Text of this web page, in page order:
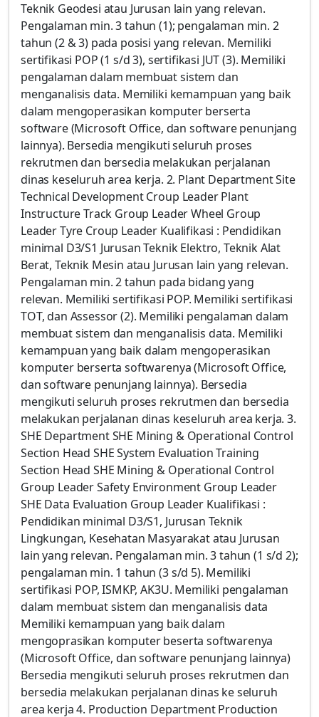
Teknik Geodesi atau Jurusan lain yang relevan.
Pengalaman min. 3 tahun (1); pengalaman min. 2
tahun (2 & 3) pada posisi yang relevan. Memiliki
sertifikasi POP (1 s/d 3), sertifikasi JUT (3). Memiliki
pengalaman dalam membuat sistem dan
menganalisis data. Memiliki kemampuan yang baik
dalam mengoperasikan komputer berserta
software (Microsoft Office, dan software penunjang
lainnya). Bersedia mengikuti seluruh proses
rekrutmen dan bersedia melakukan perjalanan
dinas keseluruh area kerja. 2. Plant Department Site
Technical Development Croup Leader Plant
Instructure Track Group Leader Wheel Group
Leader Tyre Croup Leader Kualifikasi : Pendidikan
minimal D3/S1 Jurusan Teknik Elektro, Teknik Alat
Berat, Teknik Mesin atau Jurusan lain yang relevan.
Pengalaman min. 2 tahun pada bidang yang
relevan. Memiliki sertifikasi POP. Memiliki sertifikasi
TOT, dan Assessor (2). Memiliki pengalaman dalam
membuat sistem dan menganalisis data. Memiliki
kemampuan yang baik dalam mengoperasikan
komputer berserta softwarenya (Microsoft Office,
dan software penunjang lainnya). Bersedia
mengikuti seluruh proses rekrutmen dan bersedia
melakukan perjalanan dinas keseluruh area kerja. 3.
SHE Department SHE Mining & Operational Control
Section Head SHE System Evaluation Training
Section Head SHE Mining & Operational Control
Group Leader Safety Environment Group Leader
SHE Data Evaluation Group Leader Kualifikasi :
Pendidikan minimal D3/S1, Jurusan Teknik
Lingkungan, Kesehatan Masyarakat atau Jurusan
lain yang relevan. Pengalaman min. 3 tahun (1 s/d 2);
pengalaman min. 1 tahun (3 s/d 5). Memiliki
sertifikasi POP, ISMKP, AK3U. Memiliki pengalaman
dalam membuat sistem dan menganalisis data
Memiliki kemampuan yang baik dalam
mengoprasikan komputer beserta softwarenya
(Microsoft Office, dan software penunjang lainnya)
Bersedia mengikuti seluruh proses rekrutmen dan
bersedia melakukan perjalanan dinas ke seluruh
area kerja 4. Production Department Production